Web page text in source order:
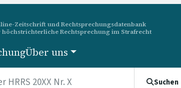
Zeitschrift und Rechtsprechungsdatenbank
höchstrichterliche Rechtsprechung im Strafrecht
Über uns
Suchen